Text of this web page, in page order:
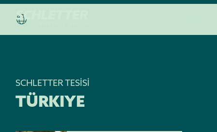
SCHLETTER TESİSİ
TÜRKIYE